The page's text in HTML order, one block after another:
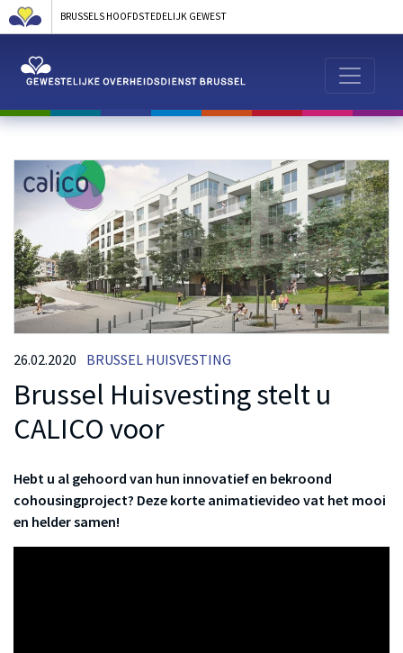
BRUSSELS HOOFDSTEDELIJK GEWEST
Brussel Huisvesting stelt u
CALICO voor
26.02.2020 BRUSSEL HUISVESTING
Hebt u al gehoord van hun innovatief en bekroond
cohousingproject? Deze korte animatievideo vat het mooi
en helder samen!